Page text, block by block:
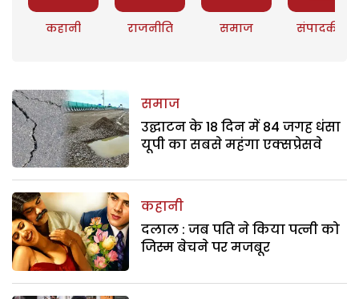
कहानी राजनीति समाज संपादकीय
समाज
उद्घाटन के 18 दिन में 84 जगह धंसा
यूपी का सबसे महंगा एक्सप्रेसवे
कहानी
दलाल : जब पति ने किया पत्नी को
जिस्म बेचने पर मजबूर